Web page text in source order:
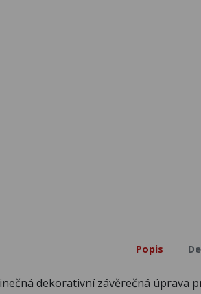
Popis
dekorativní závěrečná úprava